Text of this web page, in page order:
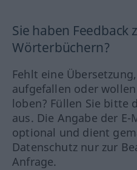
Sie haben Feedback
Wörterbüchern?
Fehlt eine
aufgefallen oder
loben? Füllen Sie bitte
aus. Die Angabe der E-
optional und dient
Datenschutz nur zur
Anfrage.